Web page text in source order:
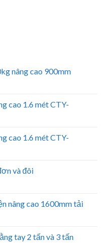
nâng cao 900mm
cao 1.6 mét CTY-
cao 1.6 mét CTY-
và đôi
nâng cao 1600mm tải
tay 2 tấn và 3 tấn